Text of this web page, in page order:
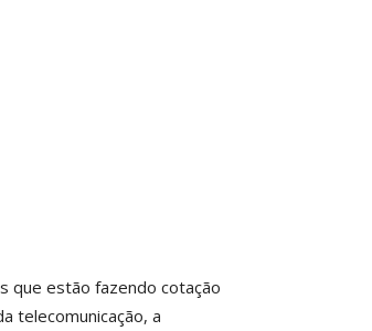
que estão fazendo cotação
telecomunicação, a